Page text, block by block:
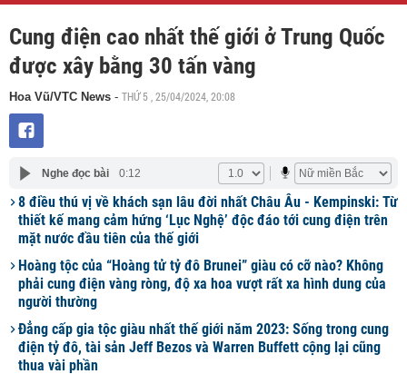
Cung điện cao nhất thế giới ở Trung Quốc
được xây bằng 30 tấn vàng
Hoa Vũ/VTC News - THỨ 5 , 25/04/2024, 20:08
Nghe đọc bài 0:12
8 điều thú vị về khách sạn lâu đời nhất Châu Âu - Kempinski: Từ
thiết kế mang cảm hứng ‘Lục Nghệ’ độc đáo tới cung điện trên
mặt nước đầu tiên của thế giới
Hoàng tộc của “Hoàng tử tỷ đô Brunei” giàu có cỡ nào? Không
phải cung điện vàng ròng, độ xa hoa vượt rất xa hình dung của
người thường
Đẳng cấp gia tộc giàu nhất thế giới năm 2023: Sống trong cung
điện tỷ đô, tài sản Jeff Bezos và Warren Buffett cộng lại cũng
thua vài phần